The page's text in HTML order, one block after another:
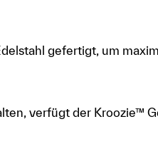
gefertigt, um
verfügt der Kroozie™